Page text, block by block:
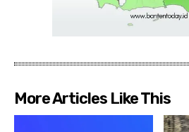
More Articles Like This